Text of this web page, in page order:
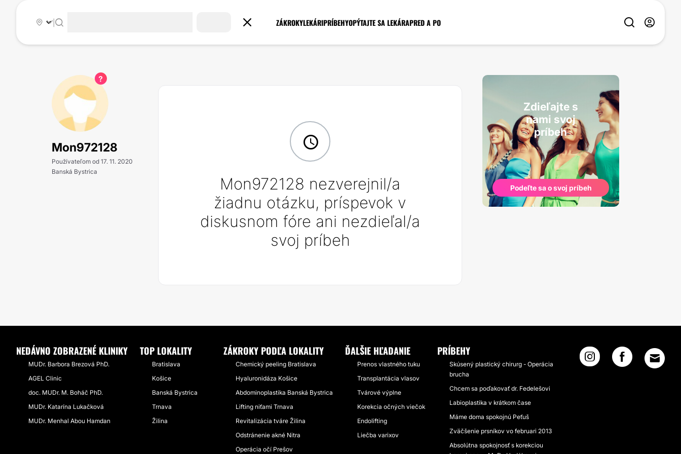
ZÁKROKYLEKÁRIPRÍBEHYOPÝTAJTE SA LEKÁRAPRED A PO
|
Mon972128
Používateľom od 17. 11. 2020
Banská Bystrica
Mon972128 nezverejnil/a
žiadnu otázku, príspevok v
diskusnom fóre ani nezdieľal/a
svoj príbeh
Zdieľajte s
nami svoj
príbeh
Podeľte sa o svoj príbeh
NEDÁVNO ZOBRAZENÉ KLINIKY
MUDr. Barbora Brezová PhD.
AGEL Clinic
doc. MUDr. M. Boháč PhD.
MUDr. Katarína Lukačková
MUDr. Menhal Abou Hamdan
TOP LOKALITY
Bratislava
Košice
Banská Bystrica
Trnava
Žilina
ZÁKROKY PODĽA LOKALITY
Chemický peeling Bratislava
Hyaluronidáza Košice
Abdominoplastika Banská Bystrica
Lifting niťami Trnava
Revitalizácia tváre Žilina
Odstránenie akné Nitra
Operácia očí Prešov
ĎALŠIE HĽADANIE
Prenos vlastného tuku
Transplantácia vlasov
Tvárové výplne
Korekcia očných viečok
Endolifting
Liečba varixov
PRÍBEHY
Skúsený plastický chirurg - Operácia
brucha
Chcem sa poďakovať dr. Fedelešovi
Labioplastika v krátkom čase
Máme doma spokojnú Peťuš
Zväčšenie prsníkov vo februari 2013
Absolútna spokojnosť s korekciou